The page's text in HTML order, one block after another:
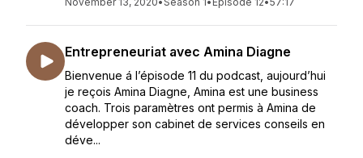
Entrepreneuriat avec Amina Diagne
Bienvenue á l’épisode 11 du podcast, aujourd’hui
je reçois Amina Diagne, Amina est une business
coach. Trois paramètres ont permis à Amina de
développer son cabinet de services conseils en
déve...